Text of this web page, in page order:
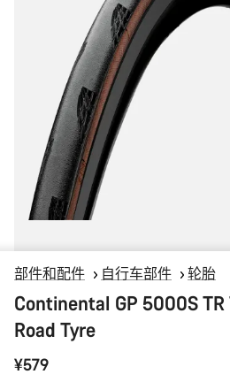
部件和配件 自行车部件 轮胎
Continental GP 5000S
Road Tyre
¥579